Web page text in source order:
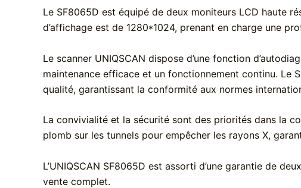
Le SF8065D est équipé de deux moniteurs LCD haute
d’affichage est de 1280*1024, prenant en charge une
Le scanner UNIQSCAN dispose d’une fonction
maintenance efficace et un fonctionnement continu. Le
qualité, garantissant la conformité aux normes
La convivialité et la sécurité sont des priorités dans la
plomb sur les tunnels pour empêcher les rayons X,
L’UNIQSCAN SF8065D est assorti d’une garantie de
vente complet.